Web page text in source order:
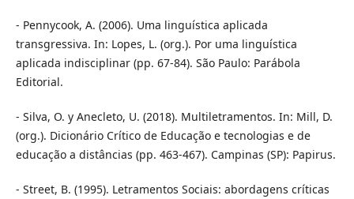
- Pennycook, A. (2006). Uma linguística aplicada
transgressiva. In: Lopes, L. (org.). Por uma linguística
aplicada indisciplinar (pp. 67-84). São Paulo: Parábola
Editorial.
- Silva, O. y Anecleto, U. (2018). Multiletramentos. In: Mill, D.
(org.). Dicionário Crítico de Educação e tecnologias e de
educação a distâncias (pp. 463-467). Campinas (SP): Papirus.
- Street, B. (1995). Letramentos Sociais: abordagens críticas